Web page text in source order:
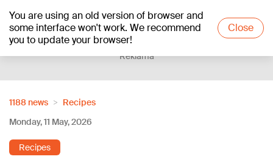
You are using an old version of browser and
some interface won't work. We recommend
you to update your browser!
Close
+24°C
Reklāma
1188 news
Recipes
Monday, 11 May, 2026
Recipes